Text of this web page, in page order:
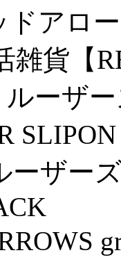
ドアロ
雑貨【
ルーザ
ーザー